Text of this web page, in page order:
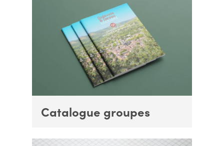
Catalogue groupes